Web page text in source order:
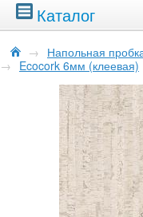
Каталог
→ Напольная
→ Ecocork 6мм (клеевая)